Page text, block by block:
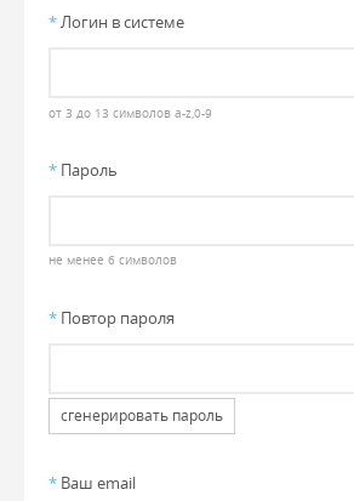
*Логин в системе
от 3 до 13 символов a-z,0-9
* Пароль
не менее 6 символов
* Повтор пароля
сгенерировать пароль
* Ваш email